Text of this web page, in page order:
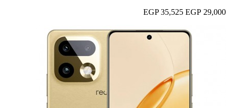
29,000 EGP
35,525 EGP